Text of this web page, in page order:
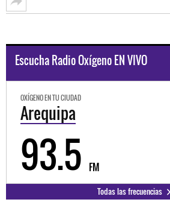
Escucha Radio Oxígeno EN VIVO
OXÍGENO EN TU CIUDAD
Trujillo
98.3 FM
Todas las frecuencias